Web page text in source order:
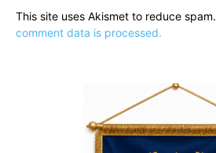
This site uses Akismet to reduce spam.
comment data is processed.